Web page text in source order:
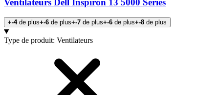
Ventilateurs Dell Inspiron 13 5000 Series
+-4de plus+-6 de plus+-7 de plus+-6 de plus+-8 de plus
Produits
Type de produit: Ventilateurs